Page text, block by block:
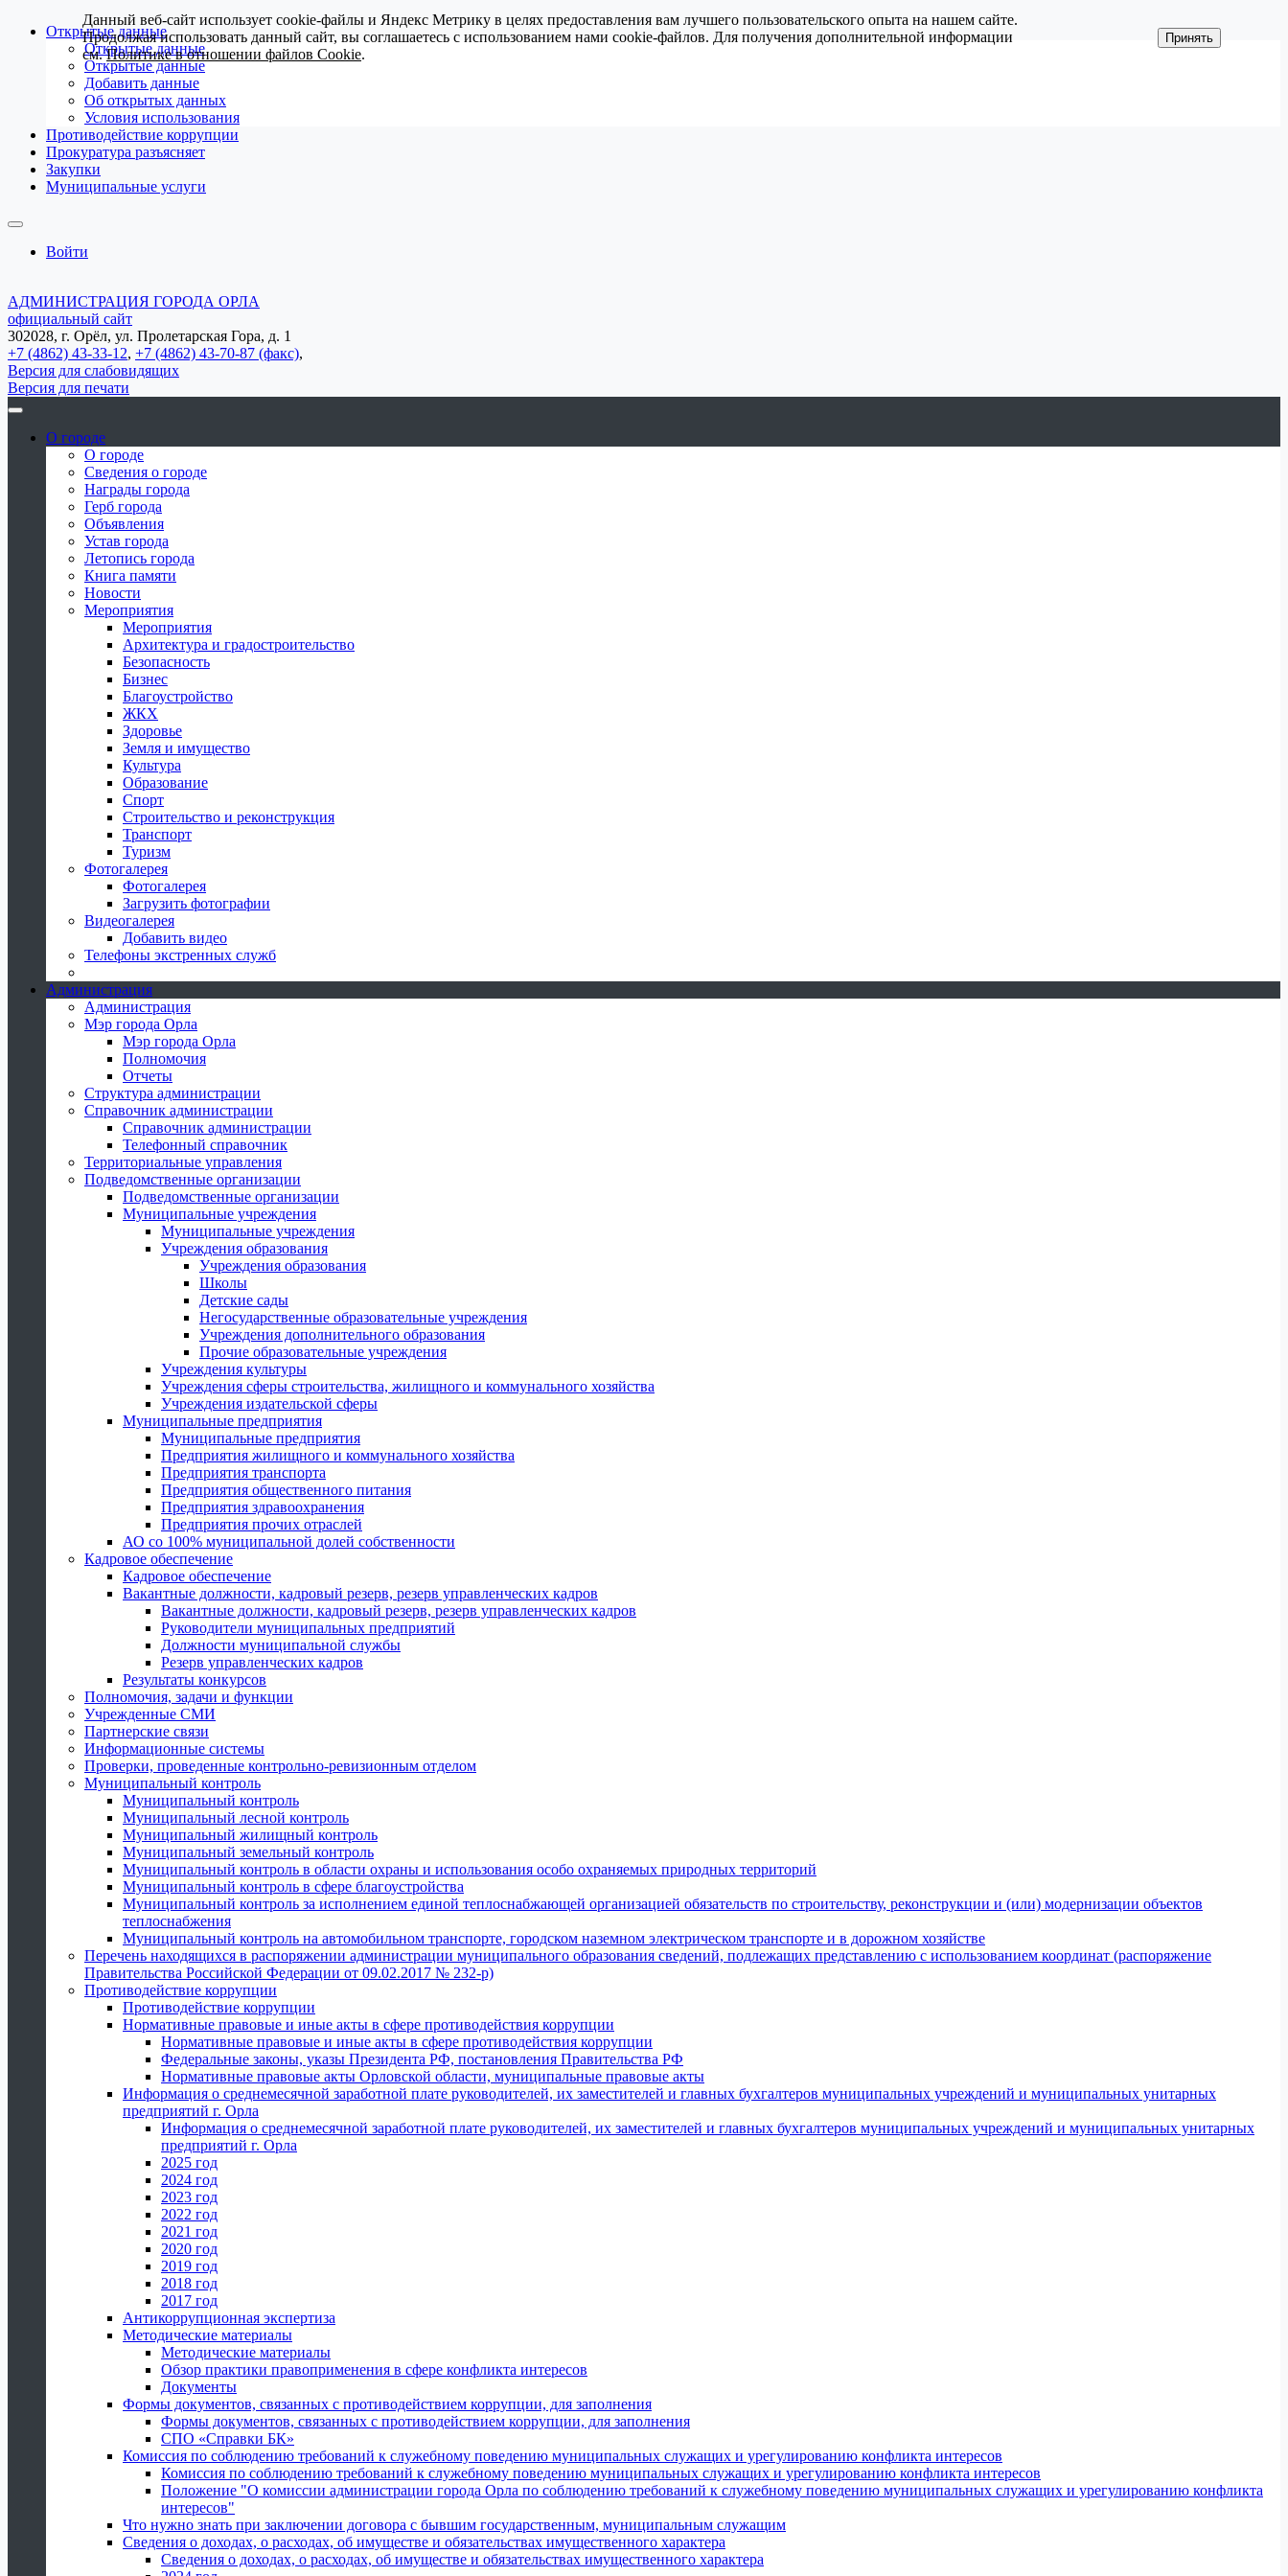
Открытые данные
Открытые данные
Открытые данные
Добавить данные
Об открытых данных
Условия использования
Противодействие коррупции
Прокуратура разъясняет
Закупки
Муниципальные услуги
Войти
АДМИНИСТРАЦИЯ ГОРОДА ОРЛА
официальный сайт
302028, г. Орёл, ул. Пролетарская Гора, д. 1
+7 (4862) 43-33-12, +7 (4862) 43-70-87 (факс),
Версия для слабовидящих
Версия для печати
О городе
О городе
Сведения о городе
Награды города
Герб города
Объявления
Устав города
Летопись города
Книга памяти
Новости
Мероприятия
Мероприятия
Архитектура и градостроительство
Безопасность
Бизнес
Благоустройство
ЖКХ
Здоровье
Земля и имущество
Культура
Образование
Спорт
Строительство и реконструкция
Транспорт
Туризм
Фотогалерея
Фотогалерея
Загрузить фотографии
Видеогалерея
Добавить видео
Телефоны экстренных служб
Администрация
Администрация
Мэр города Орла
Мэр города Орла
Полномочия
Отчеты
Структура администрации
Справочник администрации
Справочник администрации
Телефонный справочник
Территориальные управления
Подведомственные организации
Подведомственные организации
Муниципальные учреждения
Муниципальные учреждения
Учреждения образования
Учреждения образования
Школы
Детские сады
Негосударственные образовательные учреждения
Учреждения дополнительного образования
Прочие образовательные учреждения
Учреждения культуры
Учреждения сферы строительства, жилищного и коммунального хозяйства
Учреждения издательской сферы
Муниципальные предприятия
Муниципальные предприятия
Предприятия жилищного и коммунального хозяйства
Предприятия транспорта
Предприятия общественного питания
Предприятия здравоохранения
Предприятия прочих отраслей
АО со 100% муниципальной долей собственности
Кадровое обеспечение
Кадровое обеспечение
Вакантные должности, кадровый резерв, резерв управленческих кадров
Вакантные должности, кадровый резерв, резерв управленческих кадров
Руководители муниципальных предприятий
Должности муниципальной службы
Резерв управленческих кадров
Результаты конкурсов
Полномочия, задачи и функции
Учрежденные СМИ
Партнерские связи
Информационные системы
Проверки, проведенные контрольно-ревизионным отделом
Муниципальный контроль
Муниципальный контроль
Муниципальный лесной контроль
Муниципальный жилищный контроль
Муниципальный земельный контроль
Муниципальный контроль в области охраны и использования особо охраняемых природных территорий
Муниципальный контроль в сфере благоустройства
Муниципальный контроль за исполнением единой теплоснабжающей организацией обязательств по строительству, реконструкции и (или) модернизации объектов
теплоснабжения
Муниципальный контроль на автомобильном транспорте, городском наземном электрическом транспорте и в дорожном хозяйстве
Перечень находящихся в распоряжении администрации муниципального образования сведений, подлежащих представлению с использованием координат (распоряжение
Правительства Российской Федерации от 09.02.2017 № 232-р)
Противодействие коррупции
Противодействие коррупции
Нормативные правовые и иные акты в сфере противодействия коррупции
Нормативные правовые и иные акты в сфере противодействия коррупции
Федеральные законы, указы Президента РФ, постановления Правительства РФ
Нормативные правовые акты Орловской области, муниципальные правовые акты
Информация о среднемесячной заработной плате руководителей, их заместителей и главных бухгалтеров муниципальных учреждений и муниципальных унитарных
предприятий г. Орла
Информация о среднемесячной заработной плате руководителей, их заместителей и главных бухгалтеров муниципальных учреждений и муниципальных унитарных
предприятий г. Орла
2025 год
2024 год
2023 год
2022 год
2021 год
2020 год
2019 год
2018 год
2017 год
Антикоррупционная экспертиза
Методические материалы
Методические материалы
Обзор практики правоприменения в сфере конфликта интересов
Документы
Формы документов, связанных с противодействием коррупции, для заполнения
Формы документов, связанных с противодействием коррупции, для заполнения
СПО «Справки БК»
Комиссия по соблюдению требований к служебному поведению муниципальных служащих и урегулированию конфликта интересов
Комиссия по соблюдению требований к служебному поведению муниципальных служащих и урегулированию конфликта интересов
Положение "О комиссии администрации города Орла по соблюдению требований к служебному поведению муниципальных служащих и урегулированию конфликта
интересов"
Что нужно знать при заключении договора с бывшим государственным, муниципальным служащим
Сведения о доходах, о расходах, об имуществе и обязательствах имущественного характера
Сведения о доходах, о расходах, об имуществе и обязательствах имущественного характера
Данный веб-сайт использует cookie-файлы и Яндекс Метрику в целях предоставления вам лучшего пользовательского опыта на нашем сайте.
Продолжая использовать данный сайт, вы соглашаетесь с использованием нами cookie-файлов. Для получения дополнительной информации
см.Политике в отношении файлов Cookie.
Принять